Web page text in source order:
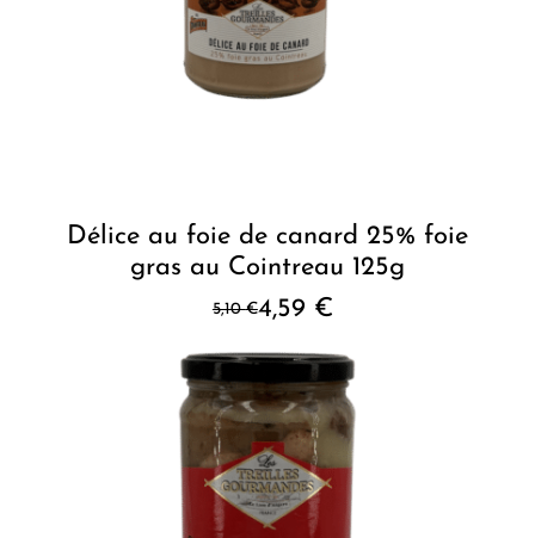
Délice au foie de canard 25% foie
gras au Cointreau 125g
5,10€
Le
prix
initial
était :
5,10 €.
4,59 €
Le
prix
actuel
est :
4,59 €.